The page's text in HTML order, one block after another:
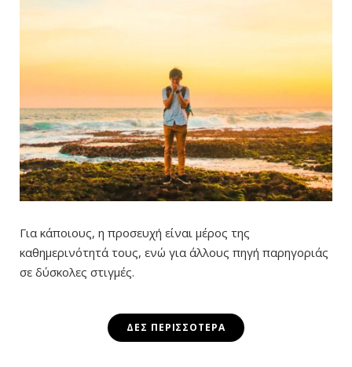
Για κάποιους, η προσευχή είναι μέρος της
καθημερινότητά τους, ενώ για άλλους πηγή παρηγοριάς
σε δύσκολες στιγμές.
ΔΕΣ ΠΕΡΙΣΣΌΤΕΡΑ